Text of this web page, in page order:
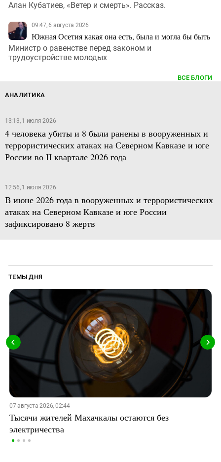
Алан Кубатиев, «Ветер и смерть». Рассказ.
09:47, 6 августа 2026
Южная Осетия какая она есть, была и могла бы быть
Министр о равенстве перед законом и
трудоустройстве молодых
ВСЕ БЛОГИ
АНАЛИТИКА
13:13, 1 июля 2026
4 человека убиты и 8 были ранены в вооруженных и
террористических атаках на Северном Кавказе и юге
России во II квартале 2026 года
12:56, 1 июля 2026
В июне 2026 года в вооруженных и террористических
атаках на Северном Кавказе и юге России
зафиксировано 8 жертв
ТЕМЫ ДНЯ
07 августа 2026, 02:44
Тысячи жителей Махачкалы остаются без
электричества